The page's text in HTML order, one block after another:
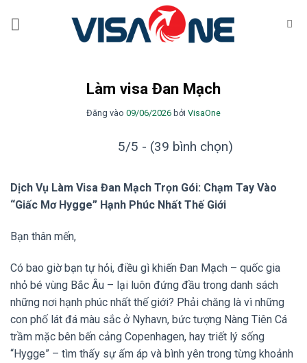
Làm visa Đan Mạch
Đăng vào 09/06/2026 bởi VisaOne
5/5 - (39 bình chọn)
Dịch Vụ Làm Visa Đan Mạch Trọn Gói: Chạm Tay Vào
“Giấc Mơ Hygge” Hạnh Phúc Nhất Thế Giới
Bạn thân mến,
Có bao giờ bạn tự hỏi, điều gì khiến Đan Mạch – quốc gia
nhỏ bé vùng Bắc Âu – lại luôn đứng đầu trong danh sách
những nơi hạnh phúc nhất thế giới? Phải chăng là vì những
con phố lát đá màu sắc ở Nyhavn, bức tượng Nàng Tiên Cá
trầm mặc bên bến cảng Copenhagen, hay triết lý sống
“Hygge” – tìm thấy sự ấm áp và bình yên trong từng khoảnh